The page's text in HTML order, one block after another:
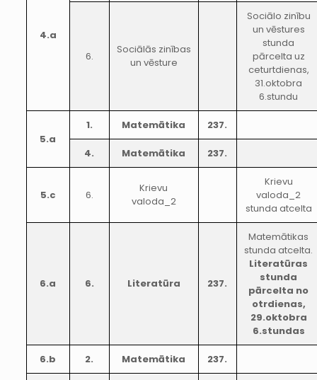
4.a
6.
Sociālās zinības
un vēsture
Sociālo zinību
un vēstures
stunda
pārcelta uz
ceturtdienas,
31.oktobra
6.stundu
5.a
1. Matemātika 237.
4. Matemātika 237.
5.c 6.
Krievu
valoda_2
Krievu
valoda_2
stunda atcelta
6.a 6. Literatūra 237.
Matemātikas
stunda atcelta.
Literatūras
stunda
pārcelta no
otrdienas,
29.oktobra
6.stundas
6.b 2. Matemātika 237.